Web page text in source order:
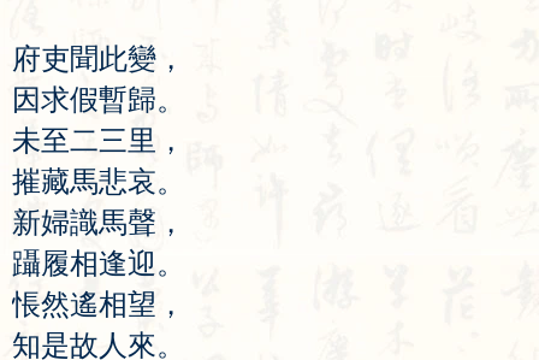
府吏聞此變 ，
因求假暫歸。
未至二三里 ，
摧藏馬悲哀。
新婦識馬聲 ，
躡履相逢迎。
悵然遙相望 ，
知是故 人 來。